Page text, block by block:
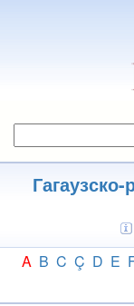
A B C Ç D E